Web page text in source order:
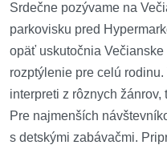
Srdečne pozývame na
parkovisku pred
opäť uskutočnia
rozptýlenie pre celú
interpreti z rôznych
Pre najmenších
s detskými zabávačmi.